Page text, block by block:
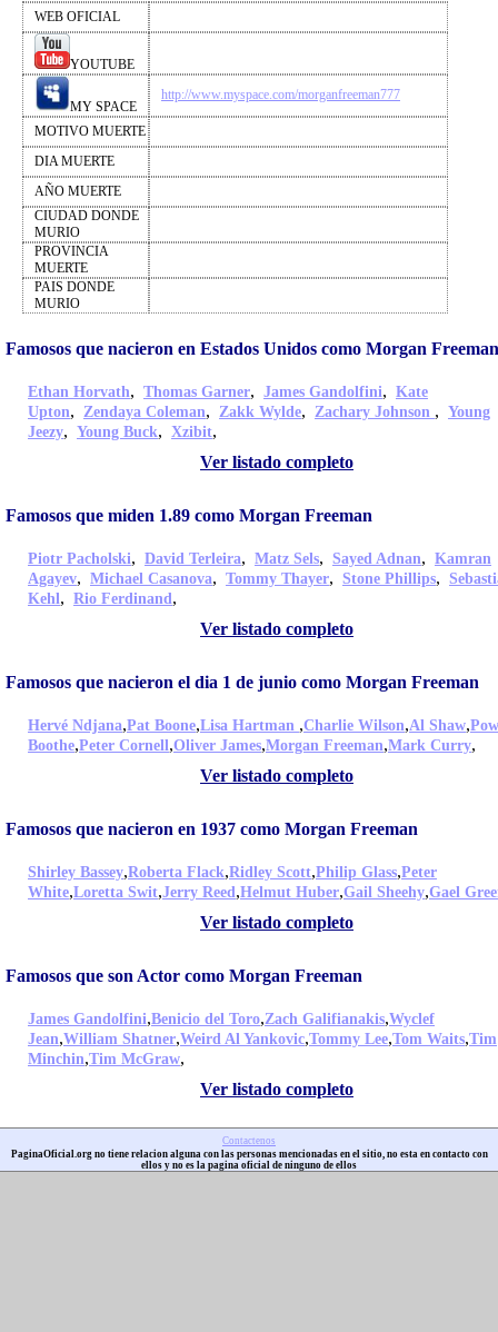
WEB OFICIAL
YOUTUBE
MY SPACE
http://www.myspace.com/morganfreeman777
MOTIVO MUERTE
DIA MUERTE
AÑO MUERTE
CIUDAD DONDE
MURIO
PROVINCIA
MUERTE
PAIS DONDE
MURIO
Famosos que nacieron en Estados Unidos como Morgan Freeman
Ethan Horvath, Thomas Garner, James Gandolfini, Kate
Upton, Zendaya Coleman, Zakk Wylde, Zachary Johnson , Young
Jeezy, Young Buck, Xzibit,
Ver listado completo
Famosos que miden 1.89 como Morgan Freeman
Piotr Pacholski, David Terleira, Matz Sels, Sayed Adnan, Kamran
Agayev, Michael Casanova, Tommy Thayer, Stone Phillips,
Kehl, Rio Ferdinand,
Ver listado completo
Famosos que nacieron el dia 1 de junio como Morgan Freeman
Hervé Ndjana,Pat Boone,Lisa Hartman ,Charlie Wilson,Al Shaw,
Boothe,Peter Cornell,Oliver James,Morgan Freeman,Mark Curry,
Ver listado completo
Famosos que nacieron en 1937 como Morgan Freeman
Shirley Bassey,Roberta Flack,Ridley Scott,Philip Glass,Peter
White,Loretta Swit,Jerry Reed,Helmut Huber,Gail Sheehy,Gael
Ver listado completo
Famosos que son Actor como Morgan Freeman
James Gandolfini,Benicio del Toro,Zach Galifianakis,Wyclef
Jean,William Shatner,Weird Al Yankovic,Tommy Lee,Tom Waits,Tim
Minchin,Tim McGraw,
Ver listado completo
Contactenos
PaginaOficial.org no tiene relacion alguna con las personas mencionadas en el sitio, no esta en contacto con
ellos y no es la pagina oficial de ninguno de ellos